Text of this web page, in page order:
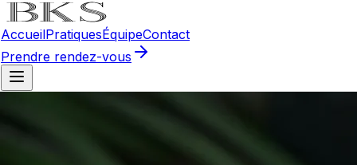
AccueilPratiquesÉquipeContact
Prendre rendez-vous